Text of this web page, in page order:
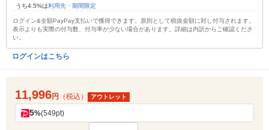
うち4.5%は利用先・期間限定
ログイン&全額PayPay支払いで獲得できます。原則として税抜金額に対し付与されます。
表示よりも実際の付与数、付与率が少ない場合があります。詳細は内訳からご確認くださ
い。
ログインはこちら
11,996円 （税込） アウトレット
5%(549pt)